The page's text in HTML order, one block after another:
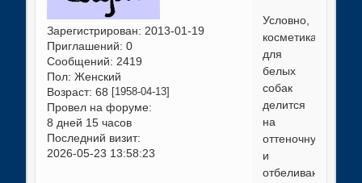
Зарегистрирован: 2013-01-19
Приглашений: 0
Сообщений: 2419
Пол: Женский
Возраст: 68 [1958-04-13]
Провел на форуме:
8 дней 15 часов
Последний визит:
2026-05-23 13:58:23
Условно,
косметика
для
белых
собак
делится
на
оттеночную
и
отбеливающую.